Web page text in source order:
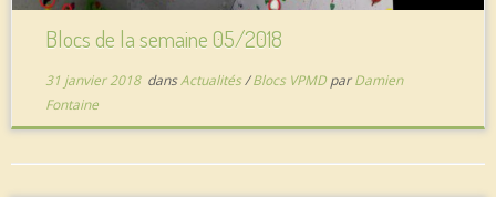
Blocs de la semaine 05/2018
31 janvier 2018dansActualités/Blocs VPMD parDamien
Fontaine